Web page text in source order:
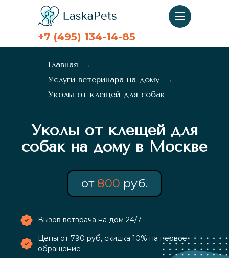
+7 (495) 134-14-85
Главная
Услуги ветеринара на дому
Уколы от клещей для собак
Уколы от клещей для
собак на дому в Москве
от 800 руб.
Вызов ветврача на дом 24/7
Цены от 790 руб, скидка 10% на первое
обращение